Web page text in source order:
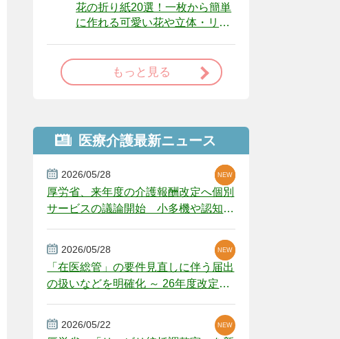
花の折り紙20選！一枚から簡単
に作れる可愛い花や立体・リー
もっと見る
医療介護最新ニュース
2026/05/28
厚労省、来年度の介護報酬改定へ個別
サービスの議論開始 小多機や認知症
NEW
NEW
NEW
2026/05/28
「在医総管」の要件見直しに伴う届出
の扱いなどを明確化 ～ 26年度改定疑
NEW
NEW
2026/05/22 NEW